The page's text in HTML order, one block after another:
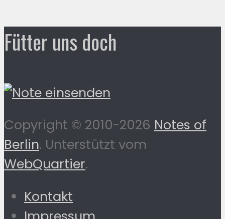
Fütter uns doch
Copyright © 2010-2026 Notes of
Berlin. Unterstützt vom
WebQuartier.
Kontakt